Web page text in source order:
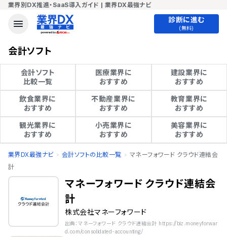
業界別DX推進・SaaS導入ガイド | 業界DX最強ナビ
診断に進む
(無料)
会計ソフト
会計ソフト
比較一覧
医療業界に
おすすめ
建設業界に
おすすめ
飲食業界に
おすすめ
不動産業界に
おすすめ
教育業界に
おすすめ
観光業界に
おすすめ
小売業界に
おすすめ
美容業界に
おすすめ
業界DX最強ナビ 会計ソフトの比較一覧
マネーフォワード クラウド連結会
計
マネーフォワード クラウド連結会
計
株式会社マネーフォワード
出典：マネーフォワード クラウド連結会計 https://biz.moneyforwar
d.com/consolidated-accounting/